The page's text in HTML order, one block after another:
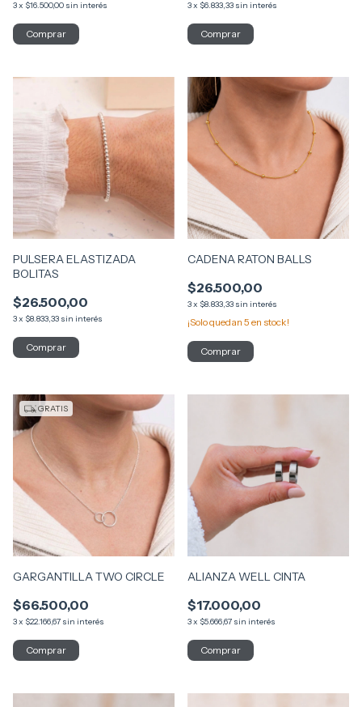
3x $16.500,00 sin interés 3x $6.833,33 sin interés
PULSERA ELASTIZADA
BOLITAS
$26.500,00
3x $8.833,33 sin interés
CADENA RATON BALLS
$26.500,00
3x $8.833,33 sin interés
¡Solo quedan 5 en stock!
GRATIS
GARGANTILLA TWO CIRCLE
$66.500,00
3x $22.166,67 sin interés
ALIANZA WELL CINTA
$17.000,00
3x $5.666,67 sin interés
Comprar